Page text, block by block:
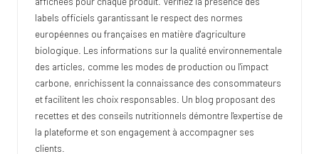
labels officiels garantissant le respect des normes
européennes ou françaises en matière d'agriculture
biologique. Les informations sur la qualité environnementale
des articles, comme les modes de production ou l'impact
carbone, enrichissent la connaissance des consommateurs
et facilitent les choix responsables. Un blog proposant des
recettes et des conseils nutritionnels démontre l'expertise de
la plateforme et son engagement à accompagner ses
clients.